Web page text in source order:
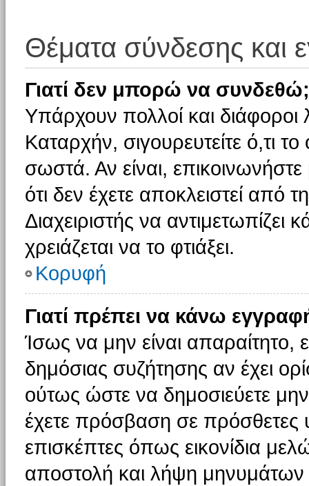
Θέματα σύνδεσης και
Γιατί δεν μπορώ να συνδεθώ;
Υπάρχουν πολλοί και
Καταρχήν, σιγουρευτείτε ό,τι
σωστά. Αν είναι, επικοινωνήστε
ότι δεν έχετε αποκλειστεί από
Διαχειριστής να αντιμετωπίζει
χρειάζεται να το φτιάξει.
Κορυφή
Γιατί πρέπει να κάνω
Ίσως να μην είναι απαραίτητο,
δημόσιας συζήτησης αν έχει
ούτως ώστε να δημοσιεύετε
έχετε πρόσβαση σε πρόσθετες
επισκέπτες όπως εικονίδια
αποστολή και λήψη μηνυμάτων